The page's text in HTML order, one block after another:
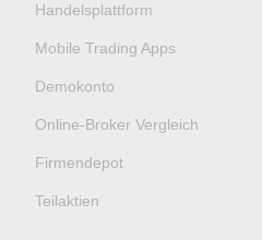
Handelsplattform
Mobile Trading Apps
Demokonto
Online-Broker Vergleich
Firmendepot
Teilaktien